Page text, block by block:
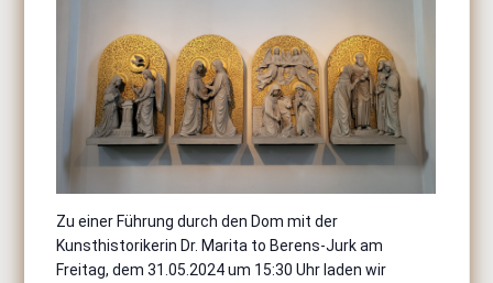
Zu einer Führung durch den Dom mit der
Kunsthistorikerin Dr. Marita to Berens-Jurk am
Freitag, dem 31.05.2024 um 15:30 Uhr laden wir